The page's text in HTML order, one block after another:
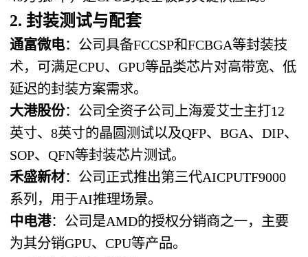
2. 封装测试与配套
通富微电：公司具备FCCSP和FCBGA等封装技
术，可满足CPU、GPU等品类芯片对高带宽、低
延迟的封装方案需求。
大港股份：公司全资子公司上海爱艾士主打12
英寸、8英寸的晶圆测试以及QFP、BGA、DIP、
SOP、QFN等封装芯片测试。
禾盛新材：公司正式推出第三代AICPUTF9000
系列，用于AI推理场景。
中电港：公司是AMD的授权分销商之一，主要
为其分销GPU、CPU等产品。